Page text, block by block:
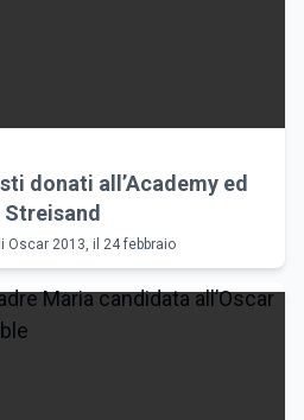
donati all’Academy ed
Oscar 2013, il 24 febbraio